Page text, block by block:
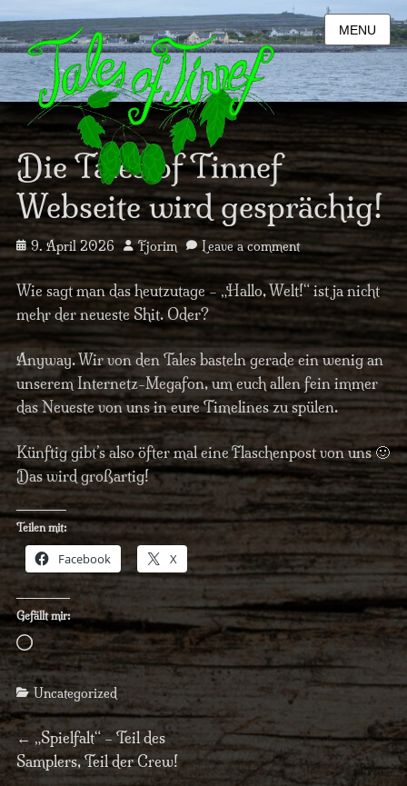
MENU
Die Tales of Tinnef
Webseite wird gesprächig!
Posted
on
9. April 2026 Author
Fjorim Leave a comment
Wie sagt man das heutzutage – „Hallo, Welt!“ ist ja nicht
mehr der neueste Shit. Oder?
Anyway. Wir von den Tales basteln gerade ein wenig an
unserem Internetz-Megafon, um euch allen fein immer
das Neueste von uns in eure Timelines zu spülen.
Künftig gibt’s also öfter mal eine Flaschenpost von uns 🙂
Das wird großartig!
Teilen mit:
Facebook X
Gefällt mir:
Wird
geladen …
Categories
Uncategorized
Beitragsnavigation
← Previous
post:
„Spielfalt“ – Teil des
Samplers, Teil der Crew!